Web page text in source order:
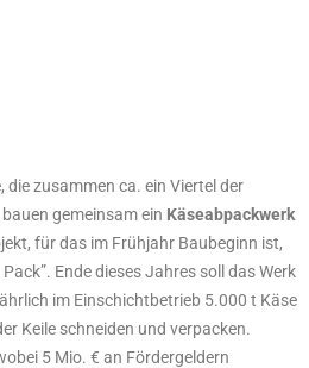
die zusammen ca. ein Viertel der
gemeinsam ein Käseabpackwerk
für das im Frühjahr Baubeginn ist,
Ende dieses Jahres soll das Werk
im Einschichtbetrieb 5.000 t Käse
Keile schneiden und verpacken.
5 Mio. € an Fördergeldern